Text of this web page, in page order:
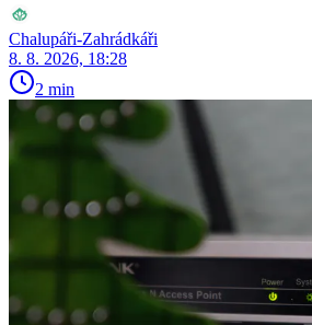
Chalupáři-Zahrádkáři
8. 8. 2026, 18:28
2 min